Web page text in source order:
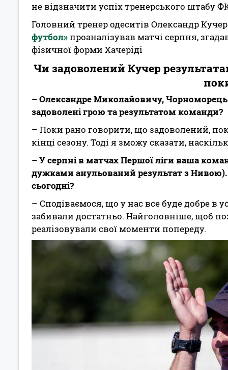
не відзначити успіх тренерського штабу
Головний тренер одеситів Олександр
футбол»проаналізував матчі серпня,
фізичної форми Хачеріді
Чи задоволений Кучер
– Олександре Миколайовичу, Чорноморець
задоволені грою та результатом команди?
– Поки рано говорити, що задоволений,
кінці сезону. Тоді я зможу сказати,
– У серпні в матчах Першої ліги ваша
дужками анульований результат з
сьогодні?
– Сподіваємося, що у нас все буде добре в
забивали достатньо. Найголовніше, щоб
реалізовували свої моменти попереду.